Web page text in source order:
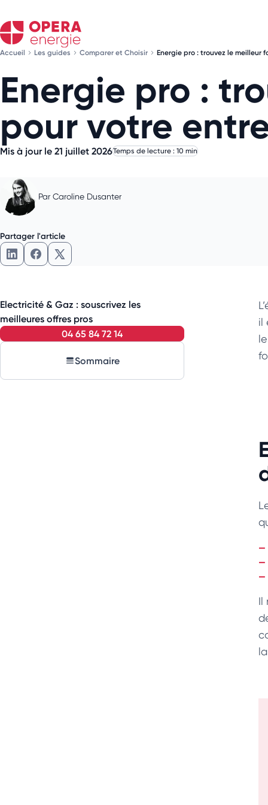
Accueil Les guides Comparer et Choisir Energie pro : trouvez le meilleur
Energie pro :
pour votre
Mis à jour le 21 juillet 2026Temps de lecture : 10 min
Par Caroline Dusanter
Partager l'article
Partager l'article sur LinkedIn
Partager l'article sur Facebook
Partager l'article sur X
Electricité & Gaz : souscrivez les
meilleures offres pros
04 65 84 72 14
Sommaire
il
Il